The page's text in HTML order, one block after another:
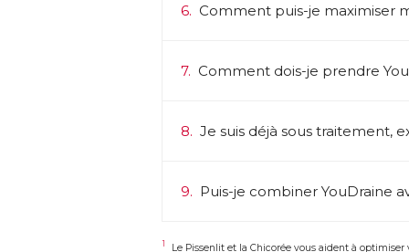
6. Comment puis-je maximiser
7. Comment dois-je prendre
8. Je suis déjà sous traitement,
9. Puis-je combiner YouDraine
1 Le Pissenlit et la Chicorée vous aident à